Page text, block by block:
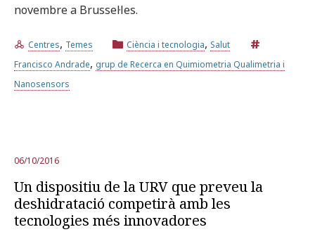
novembre a Brussel·les.
Centres, Temes Ciència i tecnologia, Salut
Francisco Andrade, grup de Recerca en Quimiometria Qualimetria i
Nanosensors
06/10/2016
Un dispositiu de la URV que preveu la
deshidratació competirà amb les
tecnologies més innovadores